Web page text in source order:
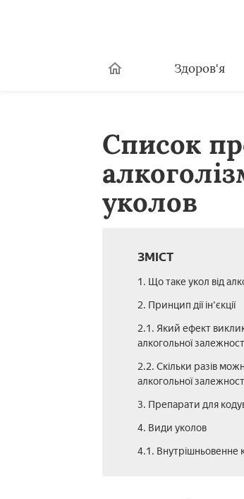
Здоров'я
Список
уколов
ЗМІСТ
1. Що таке укол від
2. Принцип дії ін'єкції
2.1. Який ефект
алкогольної
2.2. Скільки разів
алкогольної
3. Препарати для
4. Види уколов
4.1. Внутрішньовенне